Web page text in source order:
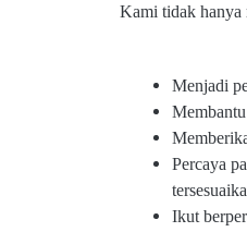
Kami tidak hanya
Menjadi
Percaya
Ikut